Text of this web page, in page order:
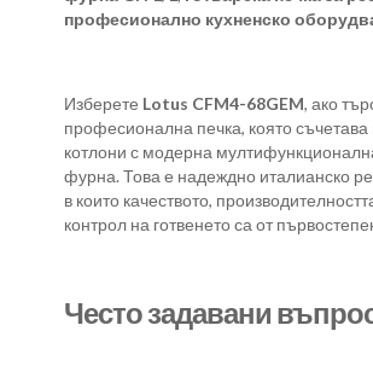
професионално кухненско
Изберете Lotus CFM4-68GEM, ако
професионална печка, която
котлони с модерна
фурна. Това е надеждно италианско
в които качеството,
контрол на готвенето са от
Често задавани